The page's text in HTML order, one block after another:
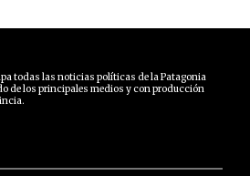
todas las noticias políticas de la Patagonia
de los principales medios y con producción